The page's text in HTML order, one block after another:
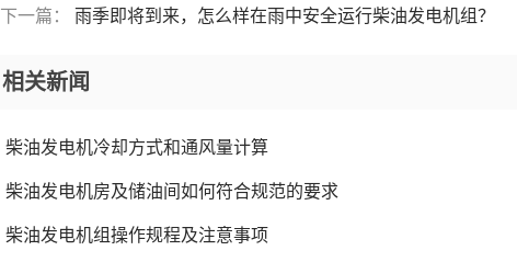
下一篇： 雨季即将到来，怎么样在雨中安全运行柴油发电机组？
相关新闻
柴油发电机冷却方式和通风量计算
柴油发电机房及储油间如何符合规范的要求
柴油发电机组操作规程及注意事项